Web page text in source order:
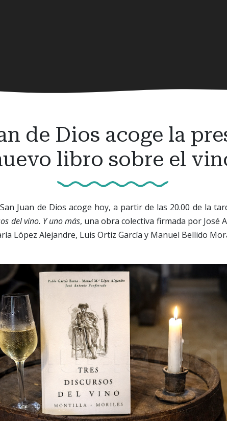
de Dios acoge la
libro sobre el
Juan de Dios acoge hoy, a partir de las 20.00 de la
del vino. Y uno más, una obra colectiva firmada por José
López Alejandre, Luis Ortiz García y Manuel Bellido